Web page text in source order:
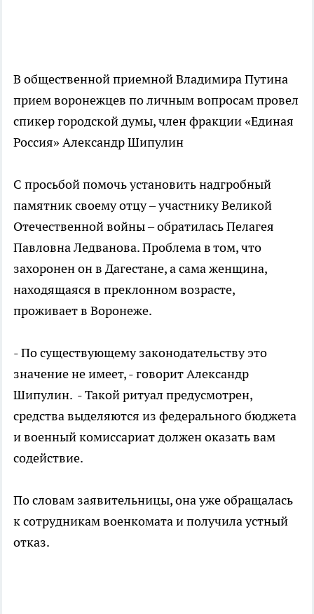
В общественной приемной Владимира Путина
прием воронежцев по личным вопросам провел
спикер городской думы, член фракции «Единая
Россия» Александр Шипулин
С просьбой помочь установить надгробный
памятник своему отцу – участнику Великой
Отечественной войны – обратилась Пелагея
Павловна Ледванова. Проблема в том, что
захоронен он в Дагестане, а сама женщина,
находящаяся в преклонном возрасте,
проживает в Воронеже.
- По существующему законодательству это
значение не имеет, - говорит Александр
Шипулин. - Такой ритуал предусмотрен,
средства выделяются из федерального бюджета
и военный комиссариат должен оказать вам
содействие.
По словам заявительницы, она уже обращалась
к сотрудникам военкомата и получила устный
отказ.